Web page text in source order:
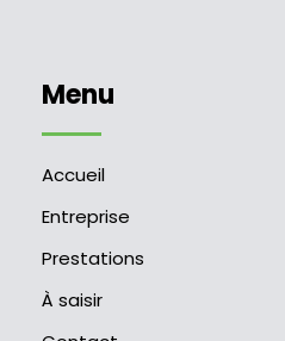
Quincaillerie Montreuil-sur-Ille
Quincaillerie Sens-de-Bretagne
Quincaillerie Saint-Rémy-du-Plain
Menu
Accueil
Entreprise
Prestations
À saisir